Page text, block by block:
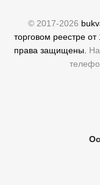
© 2017-2026
торговом реестре
права защищены.